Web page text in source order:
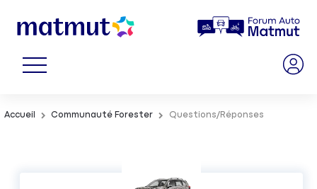
Accueil Communauté Forester Questions/Réponses